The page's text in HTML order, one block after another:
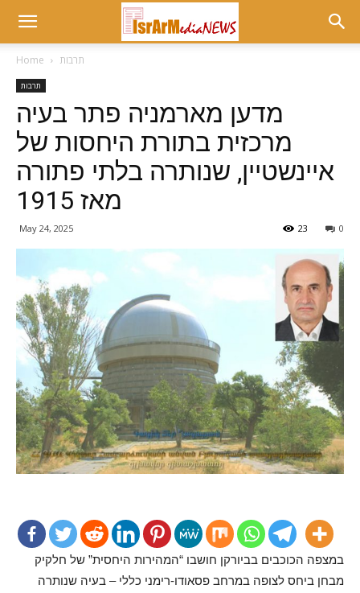
Home תרבות
תרבות
מדען מארמניה פתר בעיה
מרכזית בתורת היחסות של
איינשטיין, שנותרה בלתי פתורה
מאז 1915
May 24, 2025 0
23
במצפה הכוכבים בביורקן חושבו “המהירות היחסית” של חלקיק
מבחן ביחס לצופה במרחב פסאודו-רימני כללי – בעיה שנותרה